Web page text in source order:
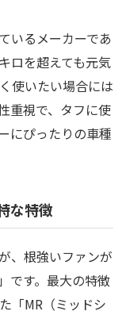
いるメーカーであ
ロを超えても元気
使いたい場合には
重視で、タフに使
にぴったりの車種
な特徴
、根強いファンが
です。最大の特徴
「MR（ミッドシ